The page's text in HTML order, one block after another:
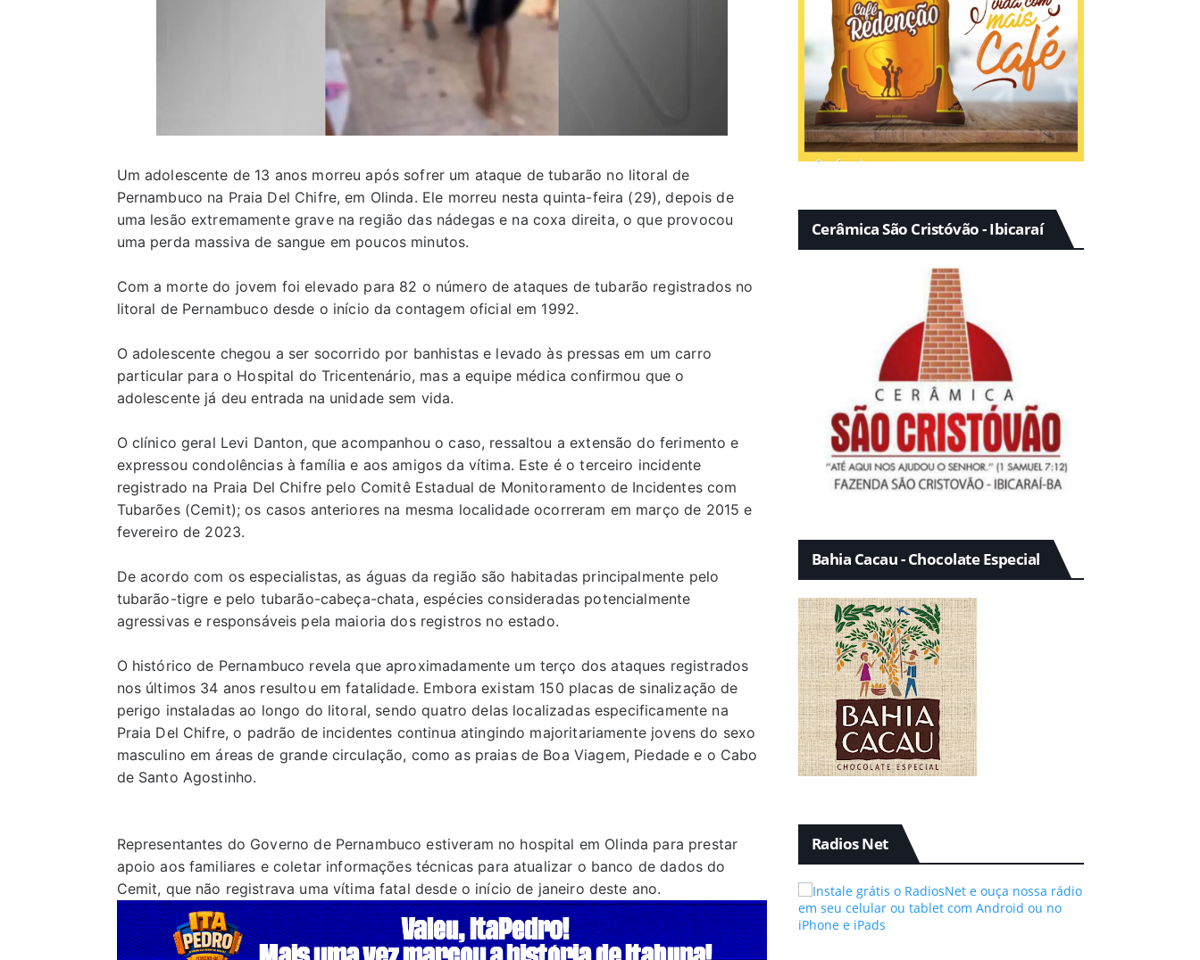
Um adolescente de 13 anos morreu após sofrer um ataque de tubarão no litoral de
Pernambuco na Praia Del Chifre, em Olinda. Ele morreu nesta quinta-feira (29), depois de
uma lesão extremamente grave na região das nádegas e na coxa direita, o que provocou
uma perda massiva de sangue em poucos minutos.
Com a morte do jovem foi elevado para 82 o número de ataques de tubarão registrados no
litoral de Pernambuco desde o início da contagem oficial em 1992.
O adolescente chegou a ser socorrido por banhistas e levado às pressas em um carro
particular para o Hospital do Tricentenário, mas a equipe médica confirmou que o
adolescente já deu entrada na unidade sem vida.
O clínico geral Levi Danton, que acompanhou o caso, ressaltou a extensão do ferimento e
expressou condolências à família e aos amigos da vítima. Este é o terceiro incidente
registrado na Praia Del Chifre pelo Comitê Estadual de Monitoramento de Incidentes com
Tubarões (Cemit); os casos anteriores na mesma localidade ocorreram em março de 2015 e
fevereiro de 2023.
De acordo com os especialistas, as águas da região são habitadas principalmente pelo
tubarão-tigre e pelo tubarão-cabeça-chata, espécies consideradas potencialmente
agressivas e responsáveis pela maioria dos registros no estado.
O histórico de Pernambuco revela que aproximadamente um terço dos ataques registrados
nos últimos 34 anos resultou em fatalidade. Embora existam 150 placas de sinalização de
perigo instaladas ao longo do litoral, sendo quatro delas localizadas especificamente na
Praia Del Chifre, o padrão de incidentes continua atingindo majoritariamente jovens do sexo
masculino em áreas de grande circulação, como as praias de Boa Viagem, Piedade e o Cabo
de Santo Agostinho.
Representantes do Governo de Pernambuco estiveram no hospital em Olinda para prestar
apoio aos familiares e coletar informações técnicas para atualizar o banco de dados do
Cemit, que não registrava uma vítima fatal desde o início de janeiro deste ano.
Cerâmica São Cristóvão - Ibicaraí
Bahia Cacau - Chocolate Especial
Radios Net